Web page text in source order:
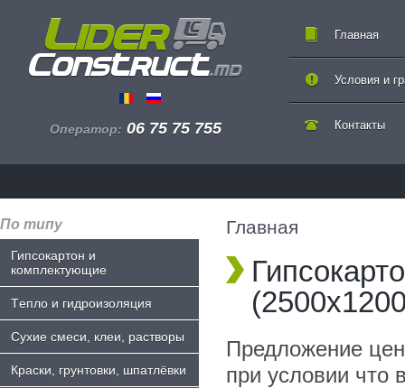
Оператор: 06 75 75 755
Главная
Контакты
Условия и
По типу
Гипсокартон и
комплектующие
Tепло и гидроизоляция
Сухие смеси, клеи, растворы
Краски, грунтовки, шпатлёвки
Главная
Предложение
при условии что